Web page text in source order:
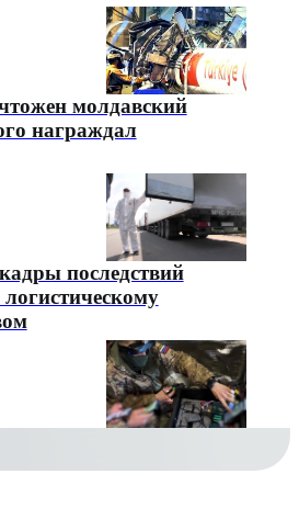
молдавский
награждал
последствий